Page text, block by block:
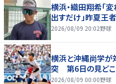
横浜・織田翔希「
出すだけ」昨夏王
2026/08/09 20:02野球
横浜と沖縄尚学
突 第6日の見ど
2026/08/09 00:00野球